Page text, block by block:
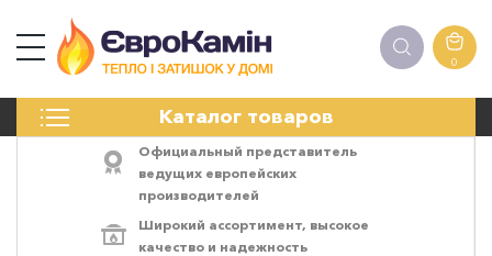
0
Каталог товаров
ПЕЧИ
ЭЛЕКТРОКАМИН
АКСЕССУАРЫ
Официальный представитель
ведущих европейских
производителей
Широкий ассортимент, высокое
качество и надежность